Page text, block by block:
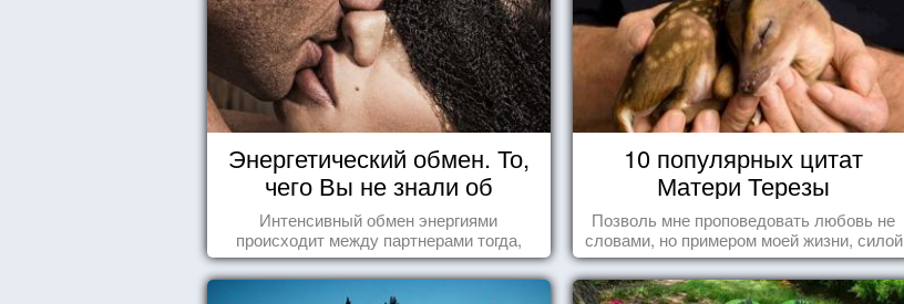
Энергетический обмен. То,
чего Вы не знали об
отношениях
Интенсивный обмен энергиями
происходит между партнерами тогда,
когда они испытывают симпатию друг к
другу...
10 популярных цитат
Матери Терезы
Позволь мне проповедовать любовь не
словами, но примером моей жизни, силой
влечения, воодушевляющим влиянием ...